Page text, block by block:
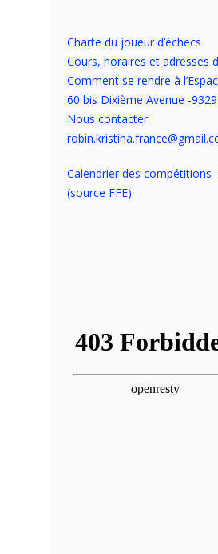
Charte du joueur d’échecs
Cours, horaires et adresses
Comment se rendre à
60 bis Dixième Avenue -
Nous contacter:
Calendrier des compétitions
(source FFE):